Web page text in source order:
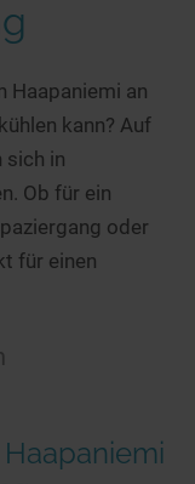
Haapaniemi an
kann? Auf
sich in
Ob für ein
oder
für einen